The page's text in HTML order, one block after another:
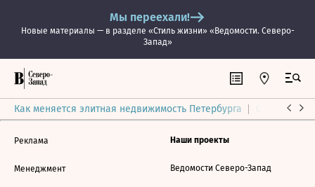
Мы переехали!
Новые материалы — в разделе «Стиль жизни» «Ведомости. Северо-
Запад»
Как меняется элитная недвижимость Петербурга Ситуация
Реклама
Менеджмент
Наши проекты
Ведомости Северо-Запад